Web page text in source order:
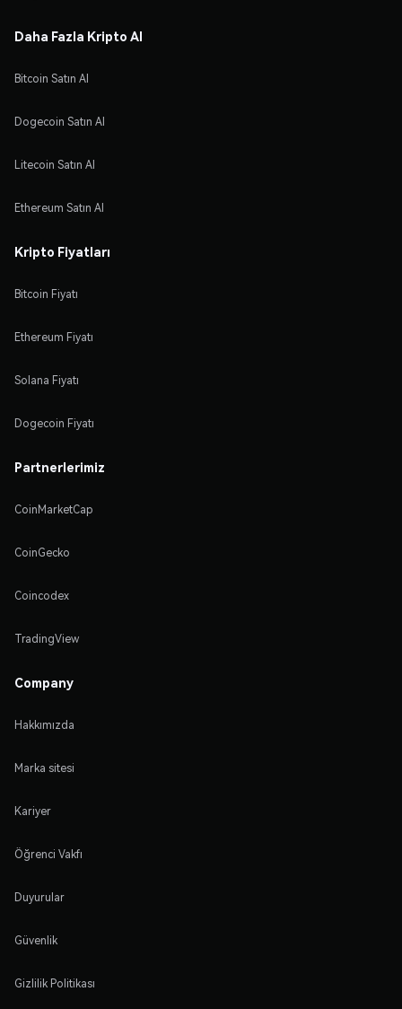
Daha Fazla Kripto Al
Bitcoin Satın Al
Dogecoin Satın Al
Litecoin Satın Al
Ethereum Satın Al
Kripto Fiyatları
Bitcoin Fiyatı
Ethereum Fiyatı
Solana Fiyatı
Dogecoin Fiyatı
Partnerlerimiz
CoinMarketCap
CoinGecko
Coincodex
TradingView
Company
Hakkımızda
Marka sitesi
Kariyer
Öğrenci Vakfı
Duyurular
Güvenlik
Gizlilik Politikası